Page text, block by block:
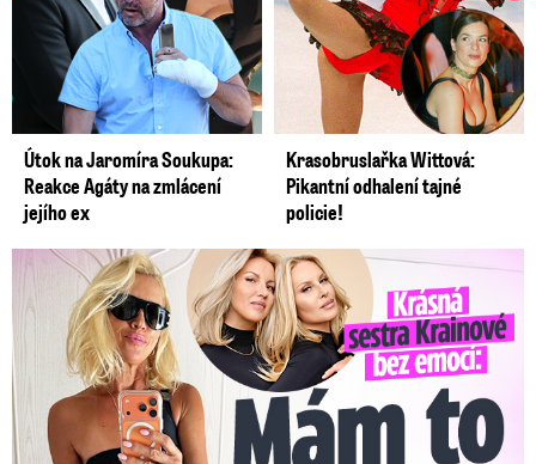
Útok na Jaromíra Soukupa:
Reakce Agáty na zmlácení
jejího ex
Krasobruslařka Wittová:
Pikantní odhalení tajné
policie!
Krásná sestra Krainové bez emocí: Mám to za pár…